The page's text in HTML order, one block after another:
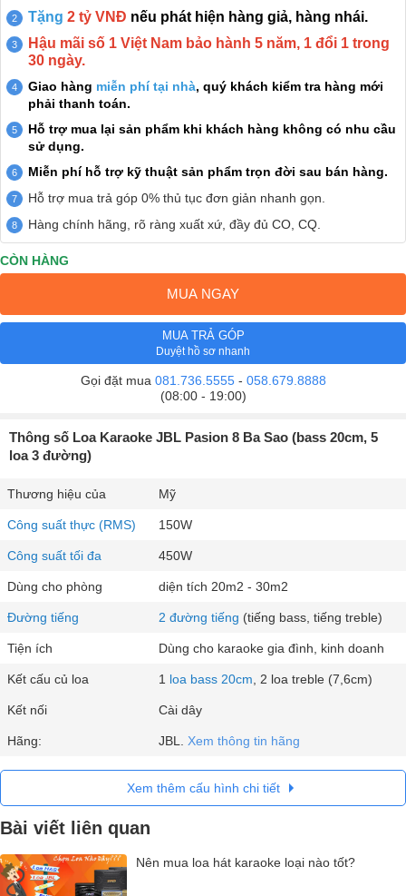
Tặng 2 tỷ VNĐ nếu phát hiện hàng giả, hàng nhái.
Hậu mãi số 1 Việt Nam bảo hành 5 năm, 1 đổi 1 trong
30 ngày.
Giao hàng miễn phí tại nhà, quý khách kiểm tra hàng mới
phải thanh toán.
Hỗ trợ mua lại sản phẩm khi khách hàng không có nhu cầu
sử dụng.
Miễn phí hỗ trợ kỹ thuật sản phẩm trọn đời sau bán hàng.
Hỗ trợ mua trả góp 0% thủ tục đơn giản nhanh gọn.
Hàng chính hãng, rõ ràng xuất xứ, đầy đủ CO, CQ.
CÒN HÀNG
MUA NGAY
MUA TRẢ GÓP
Duyệt hồ sơ nhanh
Gọi đặt mua 081.736.5555- 058.679.8888
(08:00 - 19:00)
Thông số Loa Karaoke JBL Pasion 8 Ba Sao (bass 20cm, 5
loa 3 đường)
Thương hiệu của Mỹ
Công suất thực (RMS) 150W
Công suất tối đa 450W
Dùng cho phòng diện tích 20m2 - 30m2
Đường tiếng 2 đường tiếng (tiếng bass, tiếng treble)
Tiện ích Dùng cho karaoke gia đình, kinh doanh
Kết cấu củ loa 1 loa bass 20cm, 2 loa treble (7,6cm)
Kết nối Cài dây
Hãng: JBL. Xem thông tin hãng
Xem thêm cấu hình chi tiết
Bài viết liên quan
Nên mua loa hát karaoke loại nào tốt?